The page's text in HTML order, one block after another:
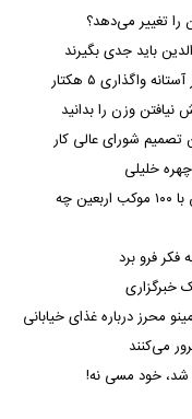
را تغییر می‌دهد؟
واگذاری ۵ هکتار
وزن را بدانید
تصمیم شورای عالی کار
خلیلی
مدارس بی‌معلم در انتظار اعتبار؛ آموزش‌وپرورش با ۱۰۰ موکب اربعین چه
فرو برد
خبرگزاری
محرز درباره غذای خیابانی
می‌کنند
خود مسی نه!